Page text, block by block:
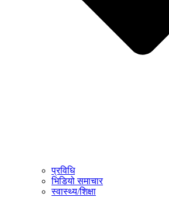
प्रविधि
भिडियो समाचार
स्वास्थ्य/शिक्षा